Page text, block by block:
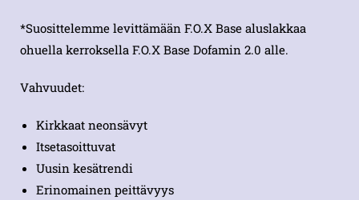
*Suosittelemme levittämään F.O.X Base aluslakkaa
ohuella kerroksella F.O.X Base Dofamin 2.0 alle.
Vahvuudet:
Kirkkaat neonsävyt
Itsetasoittuvat
Uusin kesätrendi
Erinomainen peittävyys